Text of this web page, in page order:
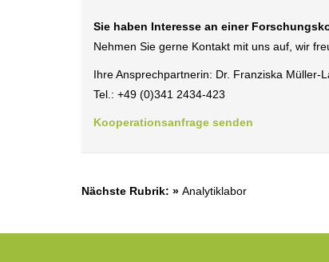
Sie haben Interesse an einer
Nehmen Sie gerne Kontakt mit uns auf, wir
Ihre Ansprechpartnerin: Dr. Franziska Müller-
Tel.: +49 (0)341 2434-423
Kooperationsanfrage senden
Nächste Rubrik: » Analytiklabor